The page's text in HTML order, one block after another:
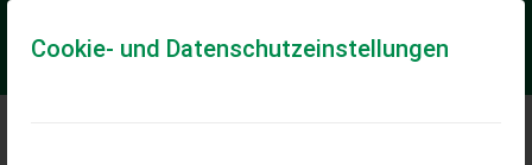
Cookie- und Datenschutzeinstellungen